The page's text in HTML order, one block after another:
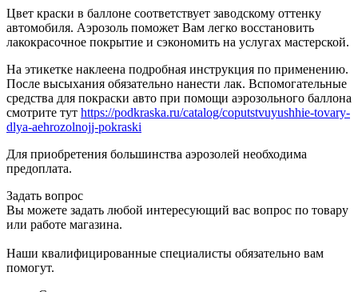
Цвет краски в баллоне соответствует заводскому оттенку
автомобиля. Аэрозоль поможет Вам легко восстановить
лакокрасочное покрытие и сэкономить на услугах мастерской.
На этикетке наклеена подробная инструкция по применению.
После высыхания обязательно нанести лак. Вспомогательные
средства для покраски авто при помощи аэрозольного баллона
смотрите тут https://podkraska.ru/catalog/coputstvuyushhie-tovary-
dlya-aehrozolnojj-pokraski
Для приобретения большинства аэрозолей необходима
предоплата.
Задать вопрос
Вы можете задать любой интересующий вас вопрос по товару
или работе магазина.
Наши квалифицированные специалисты обязательно вам
помогут.